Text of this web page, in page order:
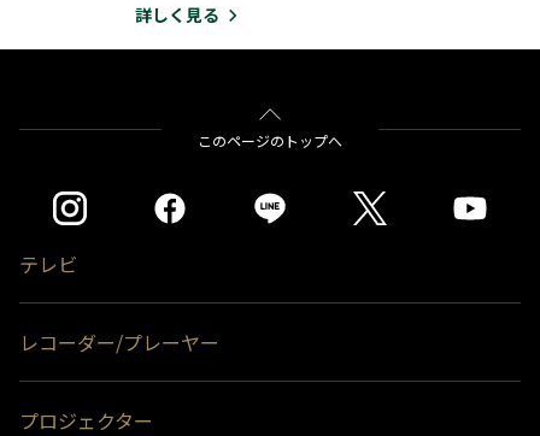
詳しく見る
このページのトップへ
テレビ
レコーダー/プレーヤー
プロジェクター